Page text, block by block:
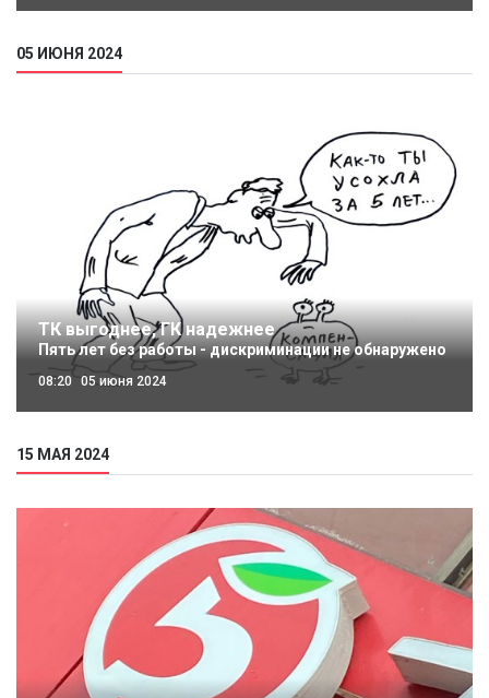
05 ИЮНЯ 2024
ТК выгоднее, ГК надежнее
Пять лет без работы - дискриминации не обнаружено
08:20 05 июня 2024
15 МАЯ 2024